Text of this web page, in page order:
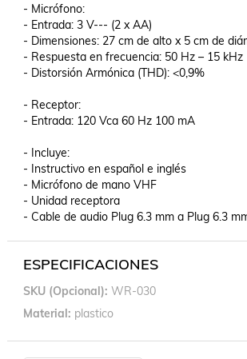
- Micrófono:
- Entrada: 3 V--- (2 x AA)
- Dimensiones: 27 cm de alto x 5 cm de
- Respuesta en frecuencia: 50 Hz – 15 kHz
- Distorsión Armónica (THD): <0,9%
- Receptor:
- Entrada: 120 Vca 60 Hz 100 mA
- Incluye:
- Instructivo en español e inglés
- Micrófono de mano VHF
- Unidad receptora
- Cable de audio Plug 6.3 mm a Plug 6.3
ESPECIFICACIONES
SKU (opcional) WR-030
Material plastico